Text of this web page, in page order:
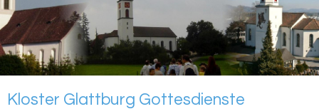
Klos­ter Glatt­burg Got­tes­diens­te